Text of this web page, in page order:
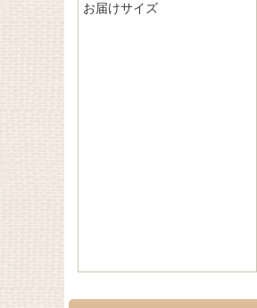
お届けサイズ